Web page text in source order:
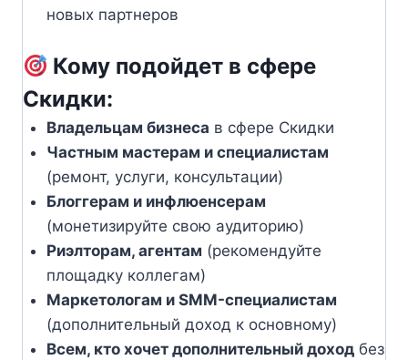
новых партнеров
Кому подойдет в сфере
Скидки:
Владельцам бизнеса в сфере Скидки
Частным мастерам и специалистам
(ремонт, услуги, консультации)
Блоггерам и инфлюенсерам
(монетизируйте свою аудиторию)
Риэлторам, агентам (рекомендуйте
площадку коллегам)
Маркетологам и SMM-специалистам
(дополнительный доход к основному)
Всем, кто хочет дополнительный доходбез